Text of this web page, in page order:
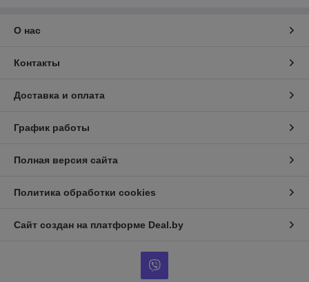
О нас
Контакты
Доставка и оплата
График работы
Полная версия сайта
Политика обработки cookies
Сайт создан на платформе Deal.by